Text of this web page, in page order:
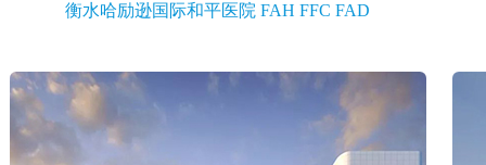
衡水哈励逊国际和平医院 FAH FFC FAD